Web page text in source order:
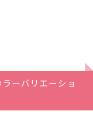
ーバリエーショ